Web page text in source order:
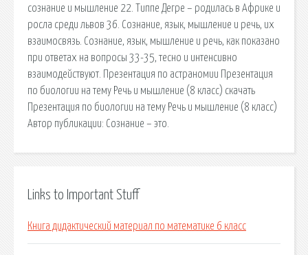
сознание и мышление 22. Типпе Дегре – родилась в Африке и
росла среди львов 36. Сознание, язык, мышление и речь, их
взаимосвязь. Сознание, язык, мышление и речь, как показано
при ответах на вопросы 33-35, тесно и интенсивно
взаимодействуют. Презентация по астраномии Презентация
по биологии на тему Речь и мышление (8 класс) скачать
Презентация по биологии на тему Речь и мышление (8 класс)
Автор публикации: Сознание – это.
Links to Important Stuff
Книга дидактический материал по математике 6 класс